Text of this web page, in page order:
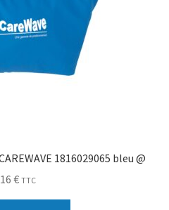
1816029065 bleu @
€ TTC